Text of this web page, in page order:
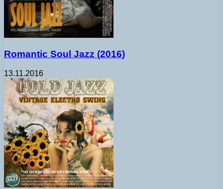
Romantic Soul Jazz (2016)
13.11.2016